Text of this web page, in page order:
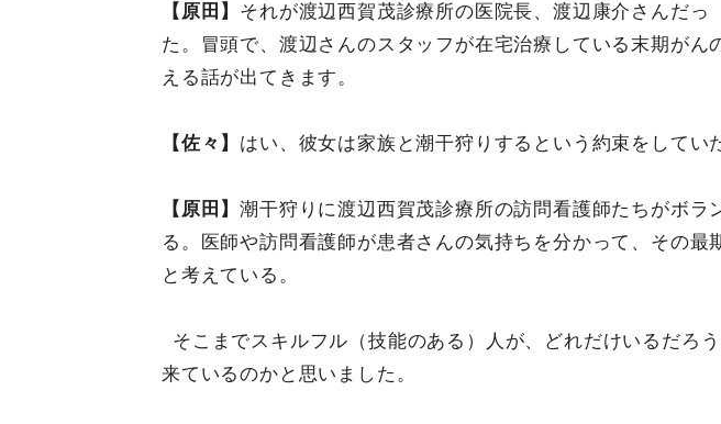
【原田】 それが渡辺西賀茂診療所の医院長、渡辺康介さんだっ
た。冒頭で、渡辺さんのスタッフが在宅治療している末期がん
える話が出てきます。
【佐々】 はい、彼女は家族と潮干狩りするという約束をしてい
【原田】潮干狩りに渡辺西賀茂診療所の訪問看護師たちがボラ
る。医師や訪問看護師が患者さんの気持ちを分かって、その最
と考えている。
そこまでスキルフル（技能のある）人が、どれだけいるだろ
来ているのかと思いました。